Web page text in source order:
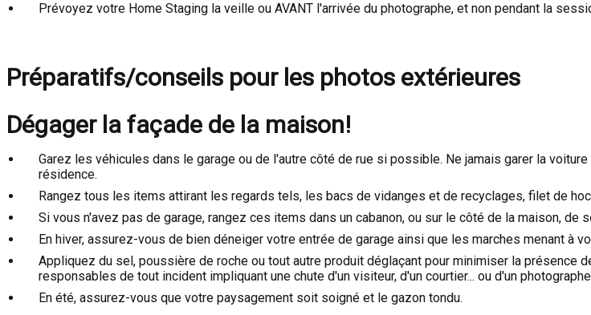
Prévoyez votre Home Staging la veille ou AVANT l'arrivée du photographe, et non pendant la
Préparatifs/conseils pour les photos extérieures
Dégager la façade de la maison!
Garez les véhicules dans le garage ou de l'autre côté de rue si possible. Ne jamais garer la
résidence.
Rangez tous les items attirant les regards tels, les bacs de vidanges et de recyclages, filet de
Si vous n'avez pas de garage, rangez ces items dans un cabanon, ou sur le côté de la maison, de
En hiver, assurez-vous de bien déneiger votre entrée de garage ainsi que les marches menant à
Appliquez du sel, poussière de roche ou tout autre produit déglaçant pour minimiser la présence
responsables de tout incident impliquant une chute d'un visiteur, d'un courtier... ou d'un
En été, assurez-vous que votre paysagement soit soigné et le gazon tondu.